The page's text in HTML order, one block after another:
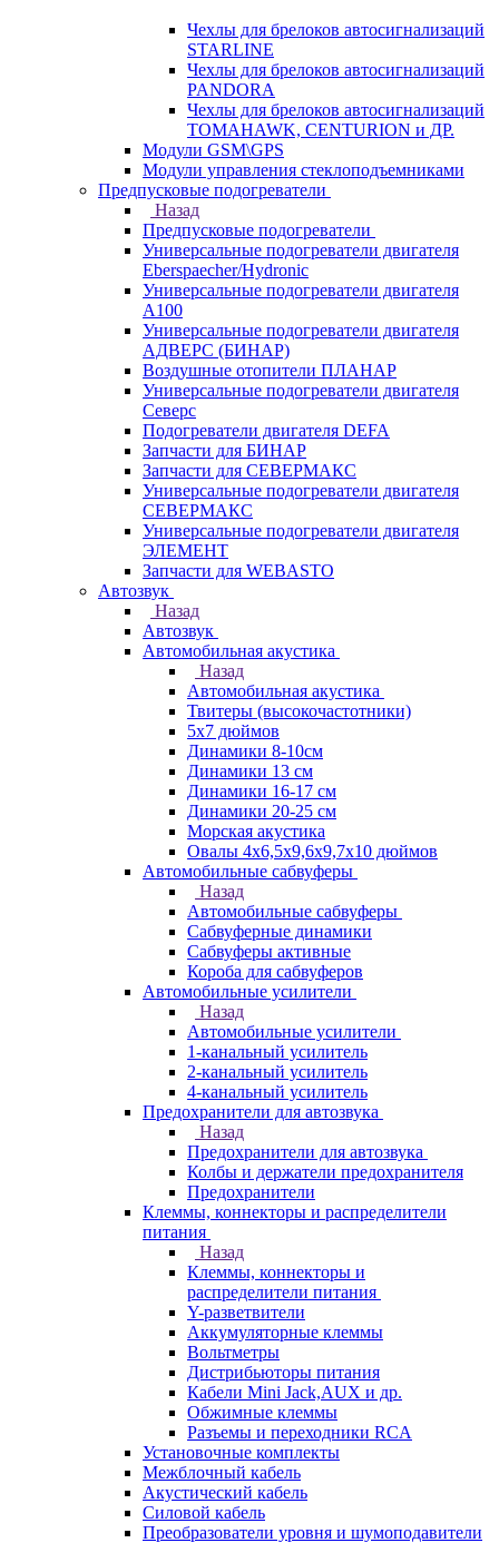
Чехлы для брелоков автосигнализаций
STARLINE
Чехлы для брелоков автосигнализаций
PANDORA
Чехлы для брелоков автосигнализаций
TOMAHAWK, CENTURION и ДР.
Модули GSM\GPS
Модули управления стеклоподъемниками
Предпусковые подогреватели
Назад
Предпусковые подогреватели
Универсальные подогреватели двигателя
Eberspaecher/Hydronic
Универсальные подогреватели двигателя
A100
Универсальные подогреватели двигателя
АДВЕРС (БИНАР)
Воздушные отопители ПЛАНАР
Универсальные подогреватели двигателя
Северс
Подогреватели двигателя DEFA
Запчасти для БИНАР
Запчасти для СЕВЕРМАКС
Универсальные подогреватели двигателя
СЕВЕРМАКС
Универсальные подогреватели двигателя
ЭЛЕМЕНТ
Запчасти для WEBASTO
Автозвук
Назад
Автозвук
Автомобильная акустика
Назад
Автомобильная акустика
Твитеры (высокочастотники)
5x7 дюймов
Динамики 8-10см
Динамики 13 см
Динамики 16-17 см
Динамики 20-25 см
Морская акустика
Овалы 4х6,5х9,6x9,7х10 дюймов
Автомобильные сабвуферы
Назад
Автомобильные сабвуферы
Сабвуферные динамики
Сабвуферы активные
Короба для сабвуферов
Автомобильные усилители
Назад
Автомобильные усилители
1-канальный усилитель
2-канальный усилитель
4-канальный усилитель
Предохранители для автозвука
Назад
Предохранители для автозвука
Колбы и держатели предохранителя
Предохранители
Клеммы, коннекторы и распределители
питания
Назад
Клеммы, коннекторы и
распределители питания
Y-разветвители
Аккумуляторные клеммы
Вольтметры
Дистрибьюторы питания
Кабели Mini Jack,AUX и др.
Обжимные клеммы
Разъемы и переходники RCA
Установочные комплекты
Межблочный кабель
Акустический кабель
Силовой кабель
Преобразователи уровня и шумоподавители